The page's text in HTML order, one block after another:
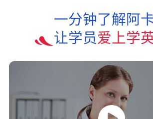
一分钟了解阿
让学员爱上学